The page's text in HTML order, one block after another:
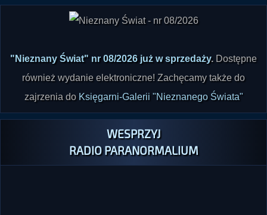
"Nieznany Świat" nr 08/2026 już w sprzedaży. Dostępne
również wydanie elektroniczne! Zachęcamy także do
zajrzenia do Księgarni-Galerii "Nieznanego Świata"
WESPRZYJ
RADIO PARANORMALIUM